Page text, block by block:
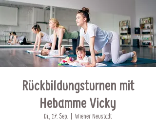
Rückbildungsturnen mit
Hebamme Vicky
Di., 17. Sep.
  |
Wiener Neustadt